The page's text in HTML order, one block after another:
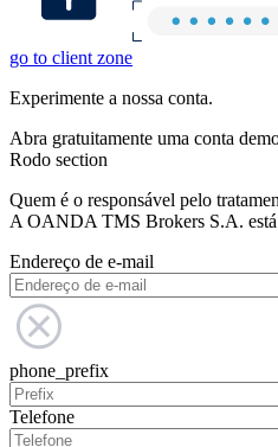
go to client zone
Experimente a nossa conta.
Abra gratuitamente uma conta
Rodo section
Quem é o responsável pelo
A OANDA TMS Brokers S.A. está
Endereço de e-mail
phone_prefix
Telefone